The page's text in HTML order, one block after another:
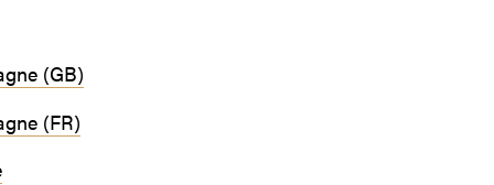
(GB)
(FR)